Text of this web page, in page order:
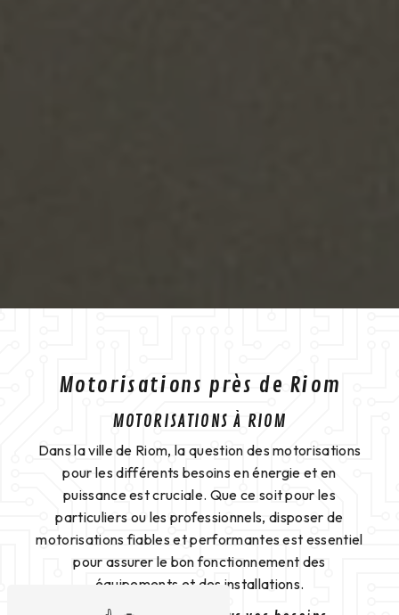
Motorisations près de Riom
MOTORISATIONS À RIOM
Dans la ville de Riom, la question des motorisations
pour les différents besoins en énergie et en
puissance est cruciale. Que ce soit pour les
particuliers ou les professionnels, disposer de
motorisations fiables et performantes est essentiel
pour assurer le bon fonctionnement des
équipements et des installations.